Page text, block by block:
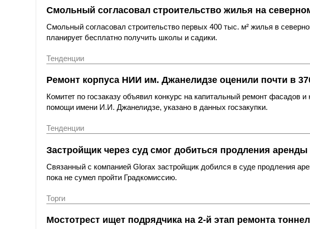
Смольный согласовал строительство жилья на
Смольный согласовал строительство первых 400 тыс. м² жилья в
планирует бесплатно получить школы и садики.
Тенденции
Ремонт корпуса НИИ им. Джанелидзе оценили почти в
Комитет по госзаказу объявил конкурс на капитальный ремонт
помощи имени И.И. Джанелидзе, указано в данных госзакупки.
Тенденции
Застройщик через суд смог добиться продления аренды
Связанный с компанией Glorax застройщик добился в суде продления
пока не сумел пройти Градкомиссию.
Торги
Мостотрест ищет подрядчика на 2-й этап ремонта